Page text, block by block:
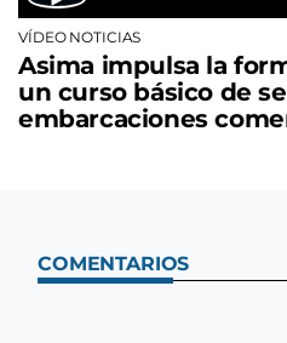
VÍDEO NOTICIAS
Asima impulsa la
un curso básico de
embarcaciones
COMENTARIOS